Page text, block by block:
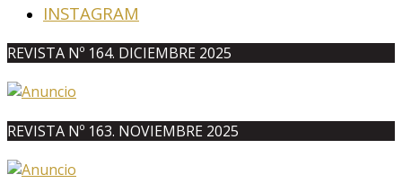
INSTAGRAM
REVISTA Nº 164. DICIEMBRE 2025
REVISTA Nº 163. NOVIEMBRE 2025